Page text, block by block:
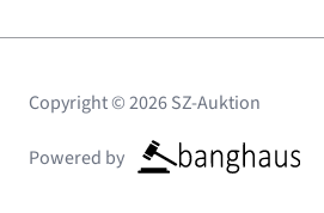
Copyright © 2026 SZ-Auktion
Powered by